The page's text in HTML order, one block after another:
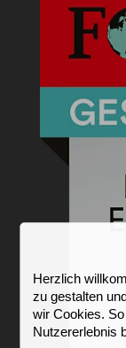
Herzlich
zu gestalten
wir Cookies.
Nutzererlebnis